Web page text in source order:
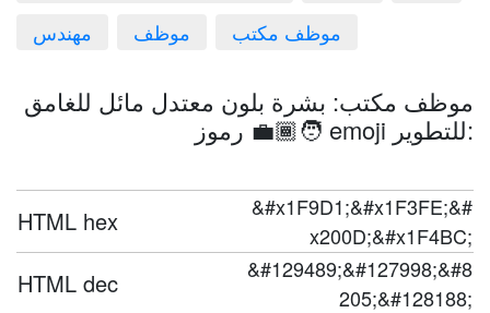
مهندس
موظف موظف مكتب
موظف مكتب: بشرة بلون معتدل مائل للغامق
🧑🏾‍💼 رموز emoji للتطوير:
HTML hex
&#x1F9D1;&#x1F3FE;&#
x200D;&#x1F4BC;
HTML dec
&#129489;&#127998;&#8
205;&#128188;